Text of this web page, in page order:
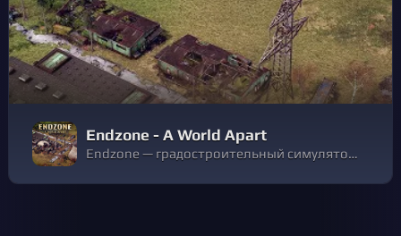
Endzone - A World Apart
Endzone — градостроительный симулятор о возрождении цивилизации после ядерной катастрофы. Дайте дом своим согражданам и помогите им выжить на руинах старого мира, невзирая на радиацию, ядовитые дожди, песчаные бури и засухи.